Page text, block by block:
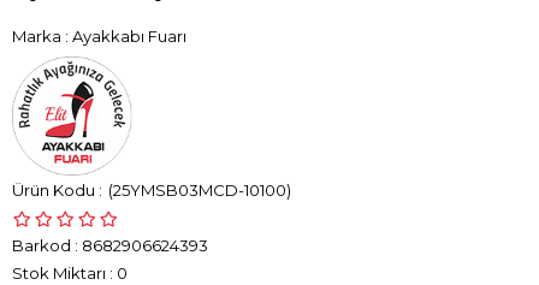
Marka : Ayakkabı Fuarı
(25YMSB03MCD-10100)
Barkod : 8682906624393
Stok Miktarı : 0